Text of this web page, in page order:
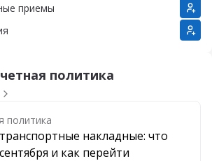
приемы
приемы
политика политика
политика
накладные: что
и как перейти